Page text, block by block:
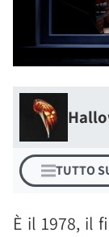
TUTTO
È il 1978, il